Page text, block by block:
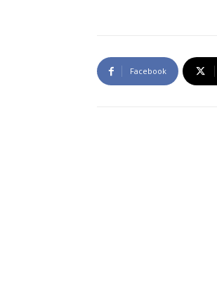
Facebook